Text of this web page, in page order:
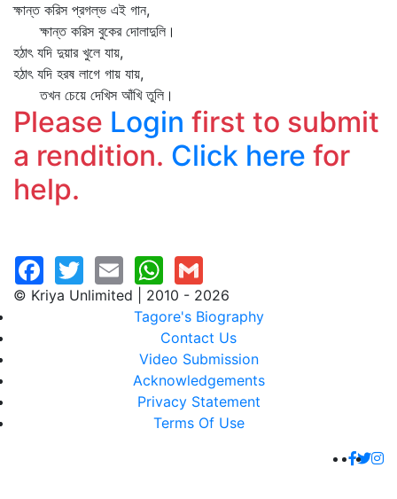
ক্ষান্ত করিস প্রগল্‌ভ এই গান,
ক্ষান্ত করিস বুকের দোলাদুলি।
হঠাৎ যদি দুয়ার খুলে যায়,
হঠাৎ যদি হরষ লাগে গায় যায়,
তখন চেয়ে দেখিস আঁখি তুলি।
Please Login first to submit
a rendition. Click here for
help.
© Kriya Unlimited | 2010 - 2026
Tagore's Biography
Contact Us
Video Submission
Acknowledgements
Privacy Statement
Terms Of Use